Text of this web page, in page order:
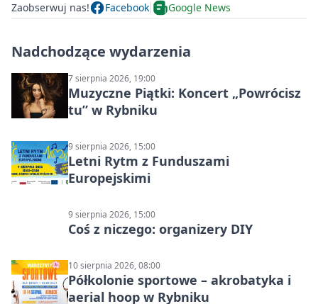
Zaobserwuj nas! Facebook Google News
Nadchodzące wydarzenia
7 sierpnia 2026, 19:00
Muzyczne Piątki: Koncert „Powrócisz
tu” w Rybniku
9 sierpnia 2026, 15:00
Letni Rytm z Funduszami
Europejskimi
9 sierpnia 2026, 15:00
Coś z niczego: organizery DIY
10 sierpnia 2026, 08:00
Półkolonie sportowe – akrobatyka i
aerial hoop w Rybniku